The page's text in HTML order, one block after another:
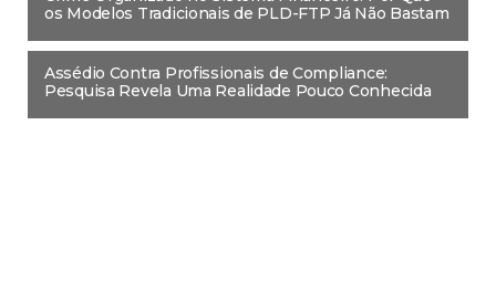
os Modelos Tradicionais de PLD-FTP Já Não Bastam
Assédio Contra Profissionais de Compliance:
Pesquisa Revela Uma Realidade Pouco Conhecida